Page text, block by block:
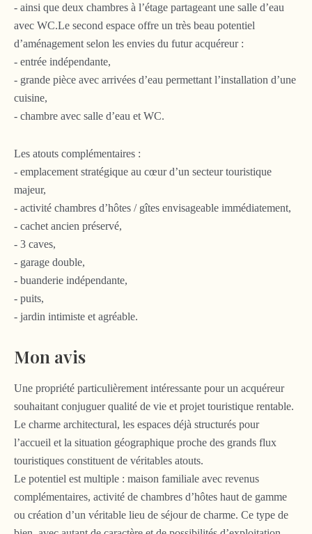
- ainsi que deux chambres à l’étage partageant une salle d’eau
avec WC.Le second espace offre un très beau potentiel
d’aménagement selon les envies du futur acquéreur :
- entrée indépendante,
- grande pièce avec arrivées d’eau permettant l’installation d’une
cuisine,
- chambre avec salle d’eau et WC.
Les atouts complémentaires :
- emplacement stratégique au cœur d’un secteur touristique
majeur,
- activité chambres d’hôtes / gîtes envisageable immédiatement,
- cachet ancien préservé,
- 3 caves,
- garage double,
- buanderie indépendante,
- puits,
- jardin intimiste et agréable.
Mon avis
Une propriété particulièrement intéressante pour un acquéreur
souhaitant conjuguer qualité de vie et projet touristique rentable.
Le charme architectural, les espaces déjà structurés pour
l’accueil et la situation géographique proche des grands flux
touristiques constituent de véritables atouts.
Le potentiel est multiple : maison familiale avec revenus
complémentaires, activité de chambres d’hôtes haut de gamme
ou création d’un véritable lieu de séjour de charme. Ce type de